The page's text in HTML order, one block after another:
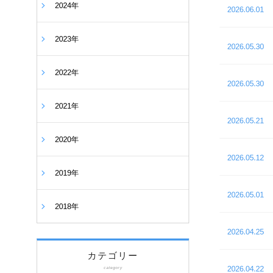
2026.06.01
2026.05.30
2026.05.30
2026.05.21
2026.05.12
2026.05.01
2026.04.25
2026.04.22
2024年
2023年
2022年
2021年
2020年
2019年
2018年
カテゴリー
category